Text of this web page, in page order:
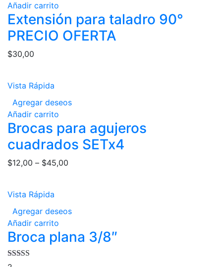
Añadir carrito
Extensión para taladro 90°
PRECIO OFERTA
$30,00
Vista Rápida
Agregar deseos
Añadir carrito
Brocas para agujeros
cuadrados SETx4
$12,00 – $45,00
Vista Rápida
Agregar deseos
Añadir carrito
Broca plana 3/8″
Valorado en